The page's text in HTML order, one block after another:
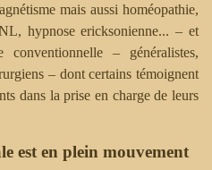
mais aussi homéopathie,
hypnose ericksonienne... – et
conventionnelle – généralistes,
– dont certains témoignent
dans la prise en charge de leurs
est en plein mouvement